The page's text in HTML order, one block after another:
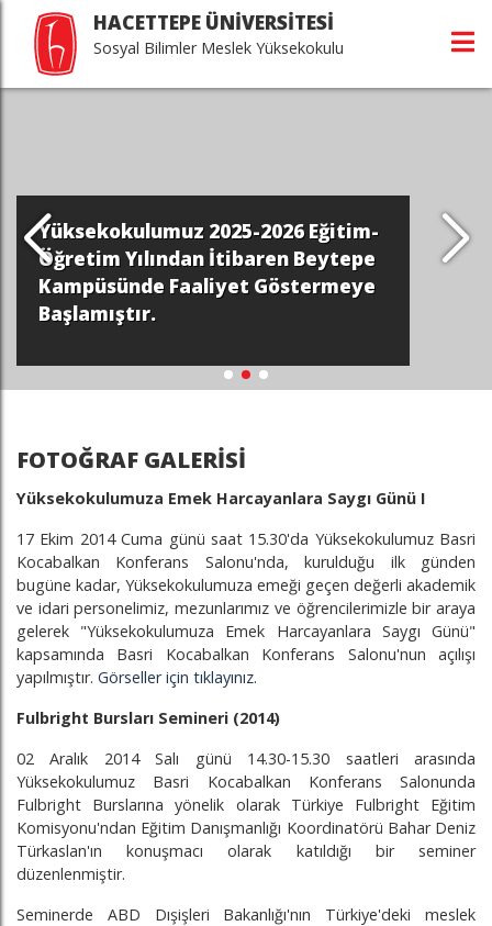
HACETTEPE ÜNİVERSİTESİ
Sosyal Bilimler Meslek Yüksekokulu
Yüksekokulumuz 2025-2026 Eğitim-
Öğretim Yılından İtibaren Beytepe
Kampüsünde Faaliyet Göstermeye
Başlamıştır.
FOTOĞRAF GALERİSİ
Yüksekokulumuza Emek Harcayanlara Saygı Günü I
17 Ekim 2014 Cuma günü saat 15.30'da Yüksekokulumuz Basri
Kocabalkan Konferans Salonu'nda, kurulduğu ilk günden
bugüne kadar, Yüksekokulumuza emeği geçen değerli akademik
ve idari personelimiz, mezunlarımız ve öğrencilerimizle bir araya
gelerek "Yüksekokulumuza Emek Harcayanlara Saygı Günü"
kapsamında Basri Kocabalkan Konferans Salonu'nun açılışı
yapılmıştır. Görseller için tıklayınız.
Fulbright Bursları Semineri (2014)
02 Aralık 2014 Salı günü 14.30-15.30 saatleri arasında
Yüksekokulumuz Basri Kocabalkan Konferans Salonunda
Fulbright Burslarına yönelik olarak Türkiye Fulbright Eğitim
Komisyonu'ndan Eğitim Danışmanlığı Koordinatörü Bahar Deniz
Türkaslan'ın konuşmacı olarak katıldığı bir seminer
düzenlenmiştir.
Seminerde ABD Dışişleri Bakanlığı'nın Türkiye'deki meslek